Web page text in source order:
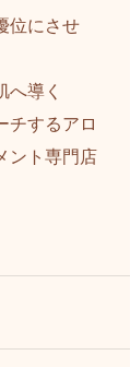
位にさせ
へ導く
チするアロ
ント専門店